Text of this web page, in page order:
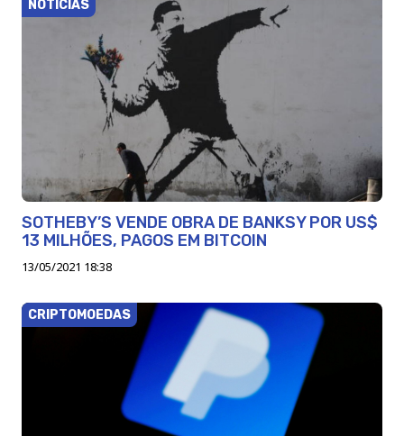
NOTÍCIAS
SOTHEBY’S VENDE OBRA DE BANKSY POR US$
13 MILHÕES, PAGOS EM BITCOIN
13/05/2021 18:38
CRIPTOMOEDAS